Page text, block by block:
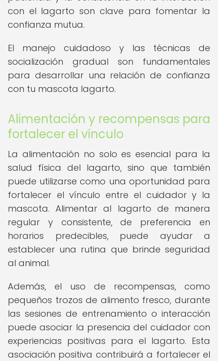
con el lagarto son clave para fomentar la
confianza mutua.
El manejo cuidadoso y las técnicas de
socialización gradual son fundamentales
para desarrollar una relación de confianza
con tu mascota lagarto.
Alimentación y recompensas para
fortalecer el vínculo
La alimentación no solo es esencial para la
salud física del lagarto, sino que también
puede utilizarse como una oportunidad para
fortalecer el vínculo entre el cuidador y la
mascota. Alimentar al lagarto de manera
regular y consistente, de preferencia en
horarios predecibles, puede ayudar a
establecer una rutina que brinde seguridad
al animal.
Además, el uso de recompensas, como
pequeños trozos de alimento fresco, durante
las sesiones de entrenamiento o interacción
puede asociar la presencia del cuidador con
experiencias positivas para el lagarto. Esta
asociación positiva contribuirá a fortalecer el